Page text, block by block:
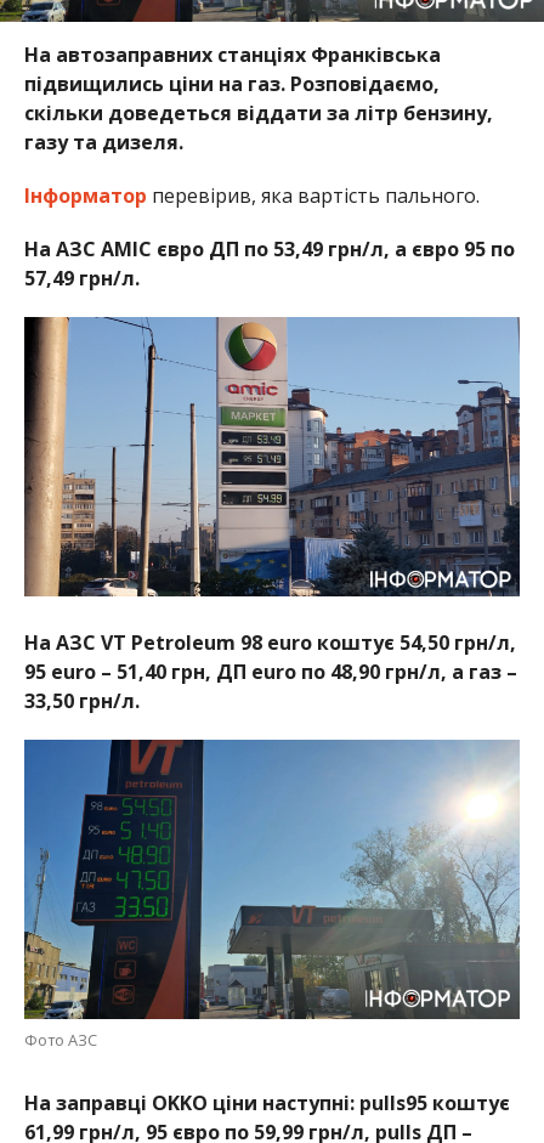
На автозаправних станціях Франківська
підвищились ціни на газ. Розповідаємо,
скільки доведеться віддати за літр бензину,
газу та дизеля.
Інформатор перевірив, яка вартість пального.
На АЗС AMIC євро ДП по 53,49 грн/л, а євро 95 по
57,49 грн/л.
На АЗС VT Petroleum 98 euro коштує 54,50 грн/л,
95 euro – 51,40 грн, ДП euro по 48,90 грн/л, а газ –
33,50 грн/л.
Фото АЗС
На заправці OKKO ціни наступні: pulls95 коштує
61,99 грн/л, 95 євро по 59,99 грн/л, pulls ДП –